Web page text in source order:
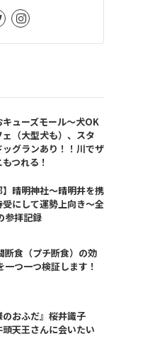
キューズモール〜犬OK
ェ（大型犬も）、スタ
ッグランあり！！川でザ
つれる！
】晴明神社〜晴明井を携
受にして運勢上向き〜全
参拝記録
断食（プチ断食）の効
一つ一つ検証します！
のおふだ』桜井識子
頭天王さんに会いたい